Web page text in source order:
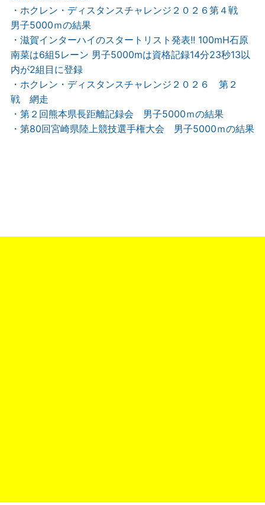
・ホクレン・ディスタンスチャレンジ２０２６第４戦
男子5000ｍの結果
・滋賀インターハイのスタートリスト発表!! 100mH石原
南菜は6組5レーン 男子5000mは資格記録14分23秒13以
内が2組目に登録
・ホクレン・ディスタンスチャレンジ２０２６ 第２
戦 網走
・第２回熊本県長距離記録会 男子5000ｍの結果
・第80回宮崎県陸上競技選手権大会 男子5000ｍの結果